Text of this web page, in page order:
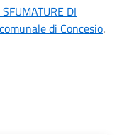
DI
di Concesio.